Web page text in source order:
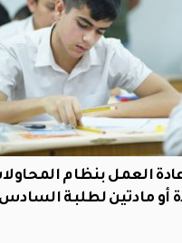
العمل بنظام
أو مادتين لطلبة السادس